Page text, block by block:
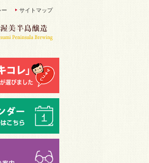
ー サイトマップ